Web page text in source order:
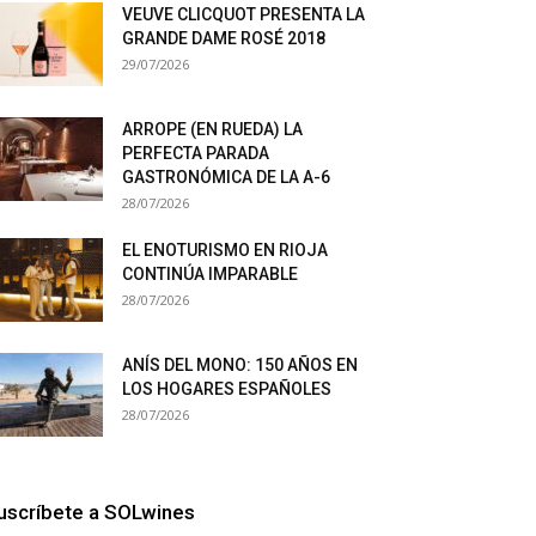
VEUVE CLICQUOT PRESENTA LA
GRANDE DAME ROSÉ 2018
29/07/2026
ARROPE (EN RUEDA) LA
PERFECTA PARADA
GASTRONÓMICA DE LA A-6
28/07/2026
EL ENOTURISMO EN RIOJA
CONTINÚA IMPARABLE
28/07/2026
ANÍS DEL MONO: 150 AÑOS EN
LOS HOGARES ESPAÑOLES
28/07/2026
a SOLwines